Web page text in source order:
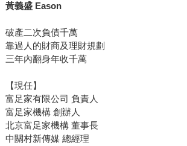
黃義盛 Eason
破產二次負債千萬
靠過人的財商及理財規劃
三年內翻身年收千萬
【現任】
富足家有限公司 負責人
富足家機構 創辦人
北京富足家機構 董事長
中關村新傳媒 總經理